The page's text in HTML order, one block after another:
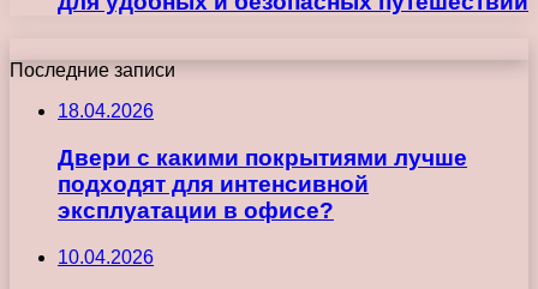
Последние записи
18.04.2026
Двери с какими покрытиями лучше
подходят для интенсивной
эксплуатации в офисе?
10.04.2026